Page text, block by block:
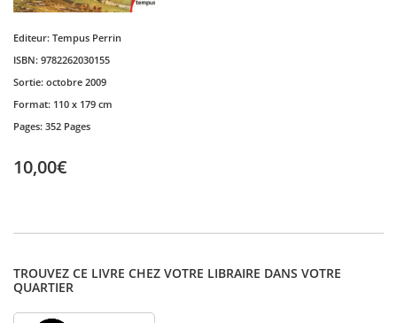
Editeur: Tempus Perrin
ISBN: 9782262030155
Sortie: octobre 2009
Format: 110 x 179 cm
Pages: 352 Pages
10,00€
TROUVEZ CE LIVRE CHEZ VOTRE LIBRAIRE DANS VOTRE
QUARTIER